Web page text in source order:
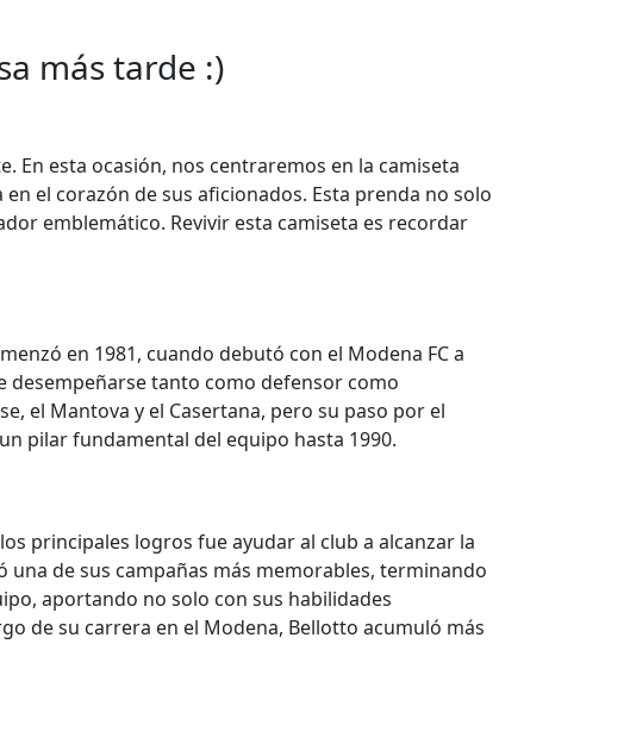
más tarde :)
En esta ocasión, nos centraremos en la camiseta
el corazón de sus aficionados. Esta prenda no solo
emblemático. Revivir esta camiseta es recordar
en 1981, cuando debutó con el Modena FC a
desempeñarse tanto como defensor como
el Mantova y el Casertana, pero su paso por el
pilar fundamental del equipo hasta 1990.
principales logros fue ayudar al club a alcanzar la
una de sus campañas más memorables, terminando
aportando no solo con sus habilidades
de su carrera en el Modena, Bellotto acumuló más